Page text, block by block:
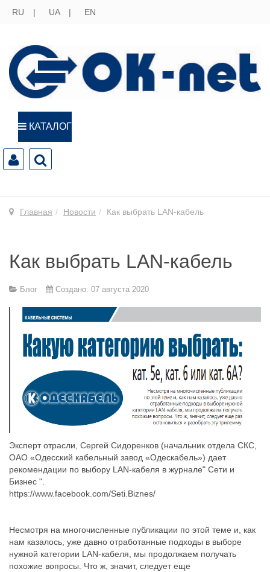
RU UA EN
КАТАЛОГ
Главная Новости Как выбрать LAN-кабель
Как выбрать LAN-кабель
Блог Создано: 07 августа 2020
Эксперт отрасли, Сергей Сидоренков (начальник отдела СКС,
ОАО «Одесский кабельный завод «Одескабель») дает
рекомендации по выбору LAN-кабеля в журнале" Сети и
Бизнес ".
https://www.facebook.com/Seti.Biznes/
Несмотря на многочисленные публикации по этой теме и, как
нам казалось, уже давно отработанные подходы в выборе
нужной категории LAN‐кабеля, мы продолжаем получать
похожие вопросы. Что ж, значит, следует еще